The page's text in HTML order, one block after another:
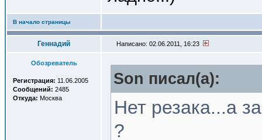
В начало страницы
Геннадий Написано: 02.06.2011, 16:23
Обозреватель
Регистрация: 11.06.2005
Сообщений: 2485
Откуда: Москва
Son писал(a):
Нет резака...а
?